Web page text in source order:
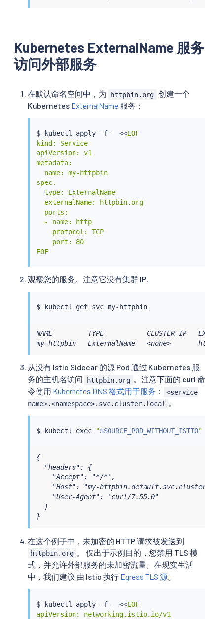
Kubernetes ExternalName 服务
访问外部服务
在默认命名空间中，为 httpbin.org 创建一个
Kubernetes ExternalName 服务：
$ kubectl apply -f - <<EOF
kind: Service
apiVersion: v1
metadata:
  name: my-httpbin
spec:
  type: ExternalName
  externalName: httpbin.org
  ports:
  - name: http
    protocol: TCP
    port: 80
EOF
观察您的服务。注意它没有集群 IP。
$ kubectl get svc my-httpbin
NAME         TYPE           CLUSTER-IP
my-httpbin   ExternalName   <none>
从没有 Istio Sidecar 的源 Pod 通过 Kubernetes 服
务的主机名访问
httpbin.org 。注意下面的 curl 命
令使用 Kubernetes DNS 格式用于服务 ：
<service
name>.<namespace>.svc.cluster.local
。
$ kubectl exec "$SOURCE_POD_WITHOUT_ISTIO"
{
  "headers": {
    "Accept": "*/*",
"Host": "my-
    "User-Agent": "curl/7.55.0"
  }
}
在这个例子中，未加密的 HTTP 请求被发送到
httpbin.org
。 仅出于示例目的，您禁用 TLS 模
式，并允许外部服务的未加密流量。在现实生活
中，我们建议 由 Istio 执行 Egress TLS 源
$ kubectl apply -f - <<EOF
apiVersion: networking.istio.io/v1